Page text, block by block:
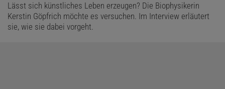
Lässt sich künstliches Leben erzeugen? Die Biophysikerin
Kerstin Göpfrich möchte es versuchen. Im Interview erläutert
sie, wie sie dabei vorgeht.